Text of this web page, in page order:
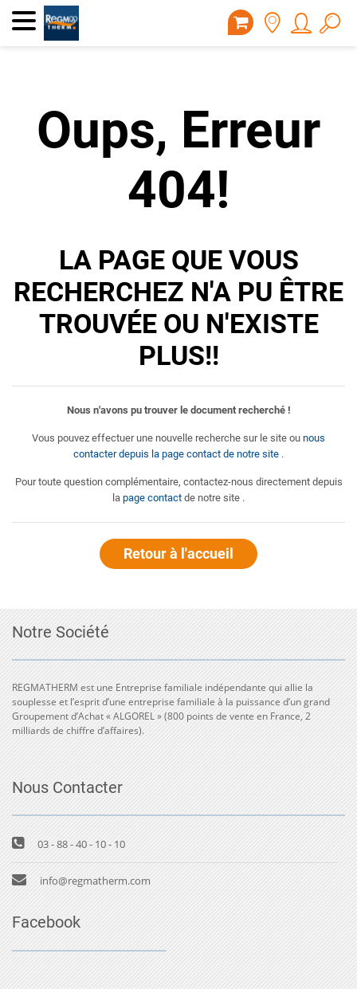
Oups, Erreur
404!
LA PAGE QUE VOUS
RECHERCHEZ N'A PU ÊTRE
TROUVÉE OU N'EXISTE
PLUS!!
Nous n'avons pu trouver le document recherché !
Vous pouvez effectuer une nouvelle recherche sur le site ou nous
contacter depuis la page contact de notre site .
Pour toute question complémentaire, contactez-nous directement depuis
la page contact de notre site .
Retour à l'accueil
Notre Société
REGMATHERM est une Entreprise familiale indépendante qui allie la
souplesse et l’esprit d’une entreprise familiale à la puissance d’un grand
Groupement d’Achat « ALGOREL » (800 points de vente en France, 2
milliards de chiffre d’affaires).
Nous Contacter
03 - 88 - 40 - 10 - 10
info@regmatherm.com
Facebook